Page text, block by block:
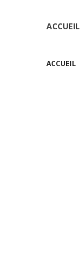
ACCUEIL
ACCUEIL